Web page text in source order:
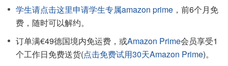
学生请点击这里申请学生专属amazon prime ，前6个月免
费，随时可以解约。
订单满€49德国境内免运费，或Amazon Prime会员享受1
个工作日免费送货(点击免费试用30天Amazon Prime)。